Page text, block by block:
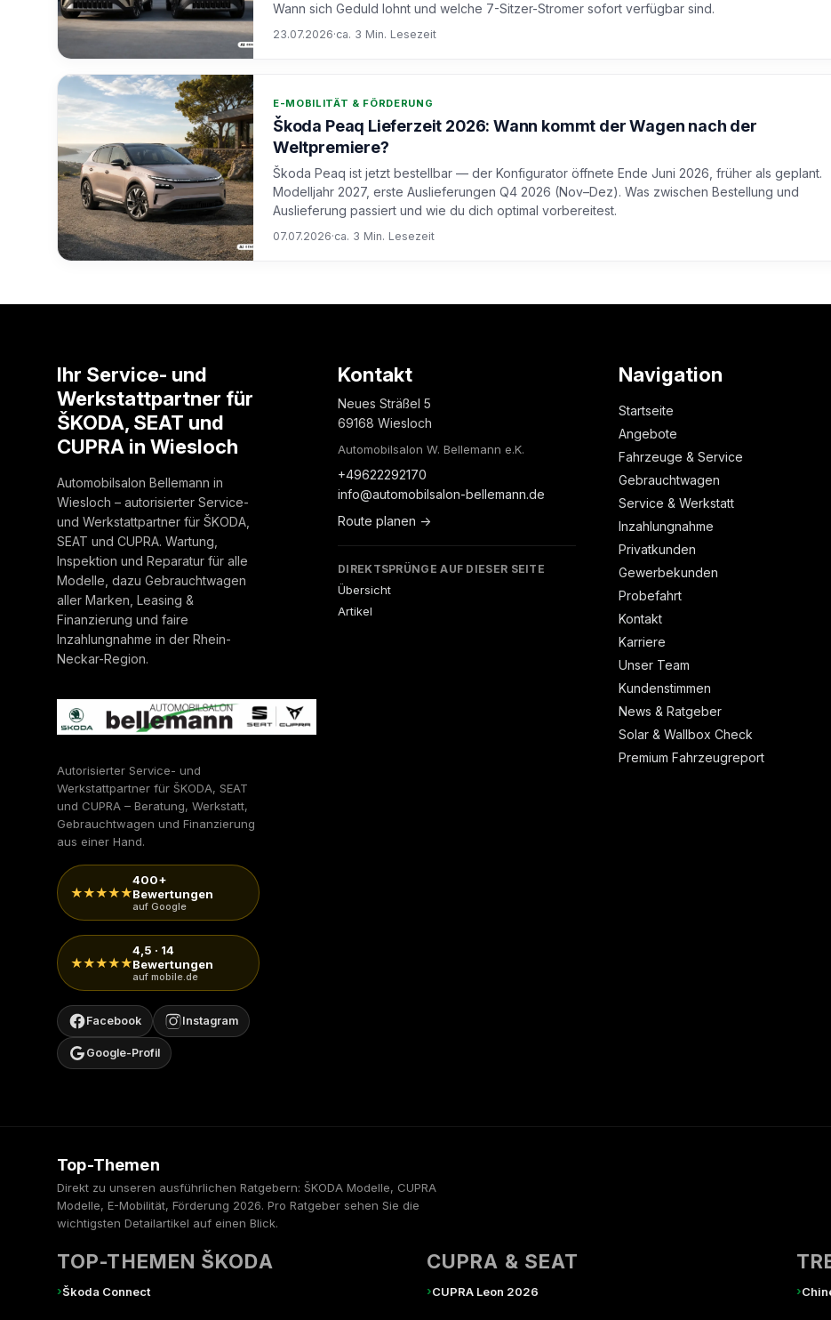
Wann sich Geduld lohnt und welche 7-Sitzer-Stromer sofort verfügbar sind.
23.07.2026·ca. 3 Min. Lesezeit
E-MOBILITÄT & FÖRDERUNG
Škoda Peaq Lieferzeit 2026: Wann kommt der Wagen nach der
Weltpremiere?
Škoda Peaq ist jetzt bestellbar — der Konfigurator öffnete Ende Juni 2026, früher als geplant.
Modelljahr 2027, erste Auslieferungen Q4 2026 (Nov–Dez). Was zwischen Bestellung und
Auslieferung passiert und wie du dich optimal vorbereitest.
07.07.2026·ca. 3 Min. Lesezeit
Ihr Service- und
Werkstattpartner für
ŠKODA, SEAT und
CUPRA in Wiesloch
Automobilsalon Bellemann in
Wiesloch – autorisierter Service-
und Werkstattpartner für ŠKODA,
SEAT und CUPRA. Wartung,
Inspektion und Reparatur für alle
Modelle, dazu Gebrauchtwagen
aller Marken, Leasing &
Finanzierung und faire
Inzahlungnahme in der Rhein-
Neckar-Region.
Autorisierter Service- und
Werkstattpartner für ŠKODA, SEAT
und CUPRA – Beratung, Werkstatt,
Gebrauchtwagen und Finanzierung
aus einer Hand.
★★★★★
400+
Bewertungen
auf Google
★★★★★
4,5 · 14
Bewertungen
auf mobile.de
Facebook Instagram
Google-Profil
Kontakt
Neues Sträßel 5
69168 Wiesloch
Automobilsalon W. Bellemann e.K.
+49622292170
info@automobilsalon-bellemann.de
Route planen →
DIREKTSPRÜNGE AUF DIESER SEITE
Übersicht
Artikel
Navigation
Startseite
Angebote
Fahrzeuge & Service
Gebrauchtwagen
Service & Werkstatt
Inzahlungnahme
Privatkunden
Gewerbekunden
Probefahrt
Kontakt
Karriere
Unser Team
Kundenstimmen
News & Ratgeber
Solar & Wallbox Check
Premium Fahrzeugreport
Top-Themen
Direkt zu unseren ausführlichen Ratgebern: ŠKODA Modelle, CUPRA
Modelle, E-Mobilität, Förderung 2026. Pro Ratgeber sehen Sie die
wichtigsten Detailartikel auf einen Blick.
TOP-THEMEN ŠKODA
›Škoda Connect
CUPRA & SEAT
›CUPRA Leon 2026 ›